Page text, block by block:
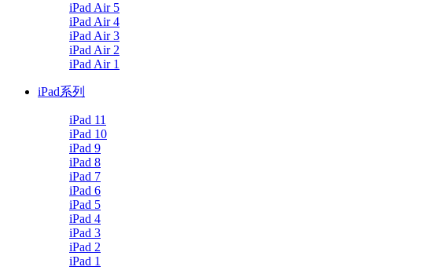
iPad Air 5
iPad Air 4
iPad Air 3
iPad Air 2
iPad Air 1
iPad系列
iPad 11
iPad 10
iPad 9
iPad 8
iPad 7
iPad 6
iPad 5
iPad 4
iPad 3
iPad 2
iPad 1